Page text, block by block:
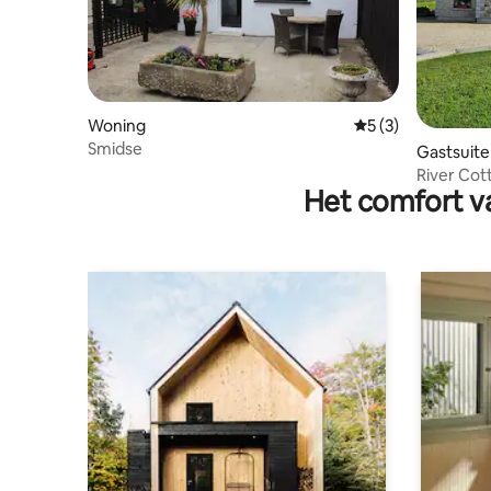
Woning Gemiddelde
5 (3)
Smidse
Gastsuite
River Cottage Glencullen
op de
Het comfort